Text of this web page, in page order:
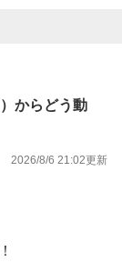
からどう動
2026/8/6 21:02更新